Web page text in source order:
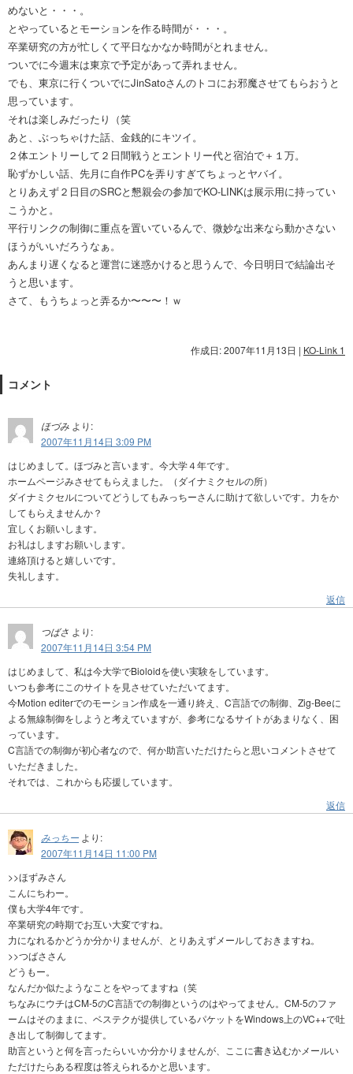
めないと・・・。
とやっているとモーションを作る時間が・・・。
卒業研究の方が忙しくて平日なかなか時間がとれません。
ついでに今週末は東京で予定があって弄れません。
でも、東京に行くついでにJinSatoさんのトコにお邪魔させてもらおうと
思っています。
それは楽しみだったり（笑
あと、ぶっちゃけた話、金銭的にキツイ。
２体エントリーして２日間戦うとエントリー代と宿泊で＋１万。
恥ずかしい話、先月に自作PCを弄りすぎてちょっとヤバイ。
とりあえず２日目のSRCと懇親会の参加でKO-LINKは展示用に持ってい
こうかと。
平行リンクの制御に重点を置いているんで、微妙な出来なら動かさない
ほうがいいだろうなぁ。
あんまり遅くなると運営に迷惑かけると思うんで、今日明日で結論出そ
うと思います。
さて、もうちょっと弄るか〜〜〜！ｗ
作成日: 2007年11月13日 | KO-Link 1
コメント
ほづみ より:
2007年11月14日 3:09 PM
はじめまして。ほづみと言います。今大学４年です。
ホームページみさせてもらえました。（ダイナミクセルの所）
ダイナミクセルについてどうしてもみっちーさんに助けて欲しいです。力をか
してもらえませんか？
宜しくお願いします。
お礼はしますお願いします。
連絡頂けると嬉しいです。
失礼します。
返信
つばさ より:
2007年11月14日 3:54 PM
はじめまして、私は今大学でBioloidを使い実験をしています。
いつも参考にこのサイトを見させていただいてます。
今Motion editerでのモーション作成を一通り終え、C言語での制御、Zig-Beeに
よる無線制御をしようと考えていますが、参考になるサイトがあまりなく、困
っています。
C言語での制御が初心者なので、何か助言いただけたらと思いコメントさせて
いただきました。
それでは、これからも応援しています。
返信
みっちー より:
2007年11月14日 11:00 PM
>>ほずみさん
こんにちわー。
僕も大学4年です。
卒業研究の時期でお互い大変ですね。
力になれるかどうか分かりませんが、とりあえずメールしておきますね。
>>つばささん
どうもー。
なんだか似たようなことをやってますね（笑
ちなみにウチはCM-5のC言語での制御というのはやってません。CM-5のファ
ームはそのままに、ベステクが提供しているパケットをWindows上のVC++で吐
き出して制御してます。
助言というと何を言ったらいいか分かりませんが、ここに書き込むかメールい
ただけたらある程度は答えられるかと思います。